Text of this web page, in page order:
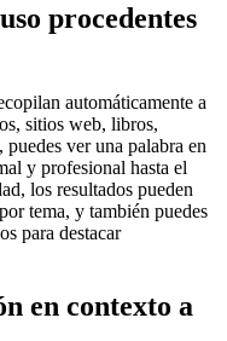
procedentes
automáticamente a
sitios web, libros,
ver una palabra en
y profesional hasta el
los resultados pueden
tema, y también puedes
para destacar
en contexto a